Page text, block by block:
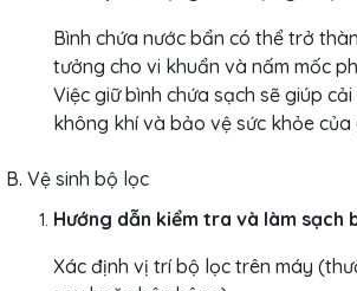
Bình chứa nước bẩn có thể trở
tưởng cho vi khuẩn và nấm mốc
Việc giữ bình chứa sạch sẽ giúp
không khí và bảo vệ sức khỏe của
B. Vệ sinh bộ lọc
Hướng dẫn kiểm tra và làm sạch
Xác định vị trí bộ lọc trên máy